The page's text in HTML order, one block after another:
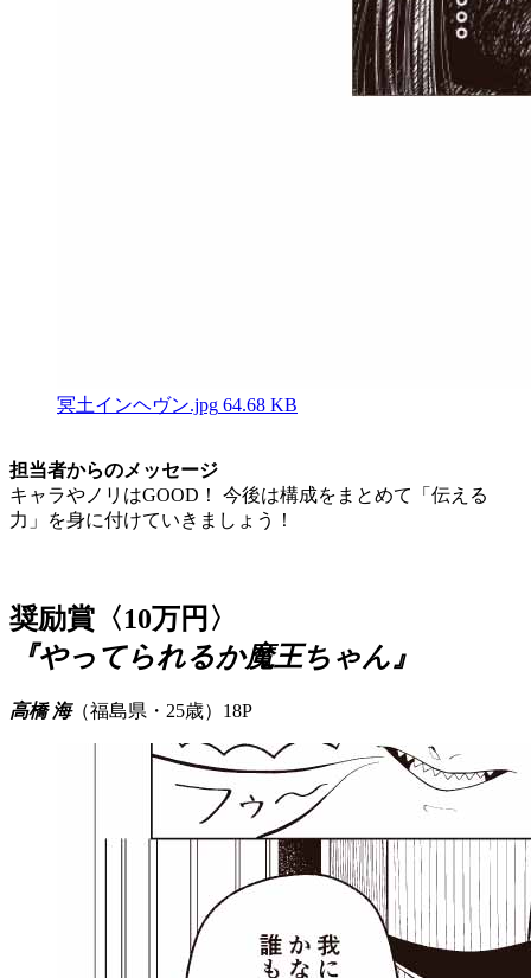
冥土インヘヴン.jpg 64.68 KB
担当者からのメッセージ
キャラやノリはGOOD！ 今後は構成をまとめて「伝える
力」を身に付けていきましょう！
奨励賞〈10万円〉
『やってられるか魔王ちゃん』
高橋 海（福島県・25歳）18P